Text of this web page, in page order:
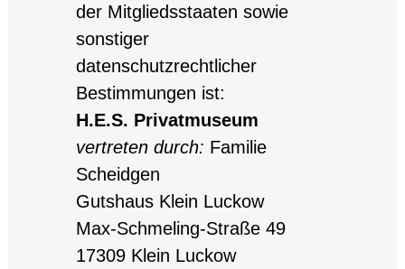
der Mitgliedsstaaten sowie
sonstiger
datenschutzrechtlicher
Bestimmungen ist:
H.E.S. Privatmuseum
vertreten durch: Familie
Scheidgen
Gutshaus Klein Luckow
Max-Schmeling-Straße 49
17309 Klein Luckow